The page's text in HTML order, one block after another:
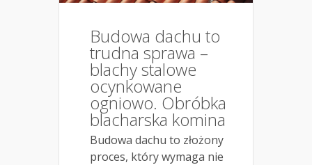
Budowa dachu to
trudna sprawa –
blachy stalowe
ocynkowane
ogniowo. Obróbka
blacharska komina
Budowa dachu to złożony
proces, który wymaga nie